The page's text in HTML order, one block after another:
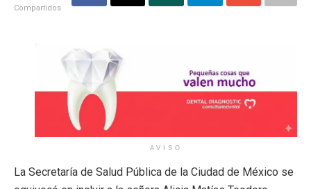
Compartidos
AVISO
La Secretaría de Salud Pública de la Ciudad de México se